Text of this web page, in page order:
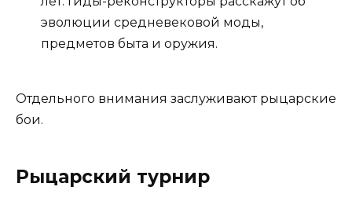
эволюции средневековой моды,
предметов быта и оружия.
Отдельного внимания заслуживают рыцарские
бои.
Рыцарский турнир